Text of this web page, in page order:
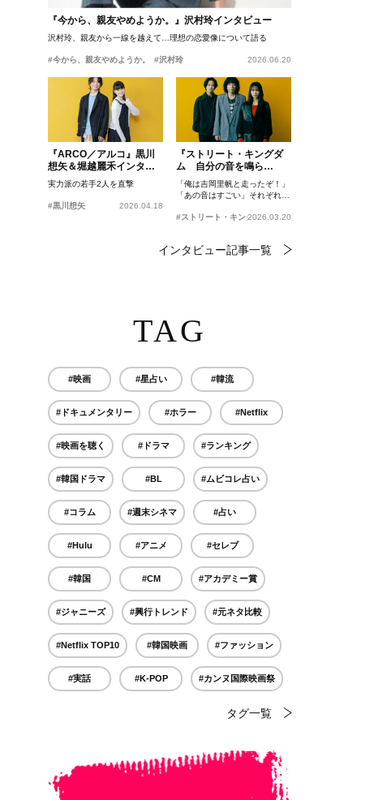
『今から、親友やめようか。』沢村玲インタビュー
沢村玲、親友から一線を越えて…理想の恋愛像について語る
#今から、親友やめようか。 #沢村玲 2026.06.20
『ARCO／アルコ』黒川
想矢＆堀越麗禾インタビ
ュー
実力派の若手2人を直撃
#黒川想矢 2026.04.18
『ストリート・キングダ
ム 自分の音を鳴ら
せ。』峯田和伸、若葉竜
也、吉岡里帆インタビュ
ー
「俺は吉岡里帆と走ったぞ！」
「あの音はすごい」それぞれの
#ストリート・キングダム 自分の音を鳴らせ。
2026.03.20
インタビュー記事一覧
TAG
#映画 #星占い #韓流
#ドキュメンタリー #ホラー #Netflix
#映画を聴く #ドラマ #ランキング
#韓国ドラマ #BL #ムビコレ占い
#コラム #週末シネマ #占い
#Hulu #アニメ #セレブ
#韓国 #CM #アカデミー賞
#ジャニーズ #興行トレンド #元ネタ比較
#Netflix TOP10 #韓国映画 #ファッション
#実話 #K-POP #カンヌ国際映画祭
タグ一覧